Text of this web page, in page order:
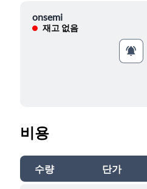
onsemi
재고 없음
비용
수량 단가